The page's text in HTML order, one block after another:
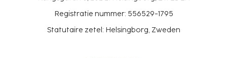
20.00 uur.
Je dient vooraf te reserveren voor
massagebehandelingen. Reserveringen kun je
Registratie nummer: 556529-1795
Statutaire zetel: Helsingborg, Zweden